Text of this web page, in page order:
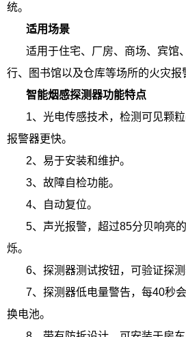
统。
适用场景
适用于住宅、厂房、商场、宾馆
行、图书馆以及仓库等场所的火灾报
智能烟感探测器功能特点
1、光电传感技术，检测可见颗
报警器更快。
2、易于安装和维护。
3、故障自检功能。
4、自动复位。
5、声光报警，超过85分贝响亮
烁。
6、探测器测试按钮，可验证探测
7、探测器低电量警告，每40秒
换电池。